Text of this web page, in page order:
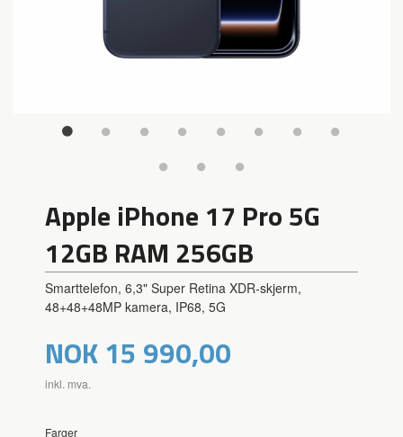
Apple iPhone 17 Pro 5G
12GB RAM 256GB
Smarttelefon, 6,3" Super Retina XDR-skjerm,
48+48+48MP kamera, IP68, 5G
Pris
NOK15 990,00
inkl. mva.
Farger